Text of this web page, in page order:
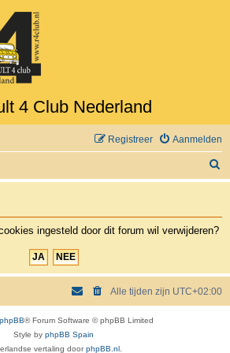
4 Club Nederland
Aanmelden
Registreer
o
ingesteld door dit forum wil verwijderen?
Alle tijden zijn UTC+02:00
phpBB® Forum Software © phpBB Limited
Style by phpBB Spain
vertaling doorphpBB.nl